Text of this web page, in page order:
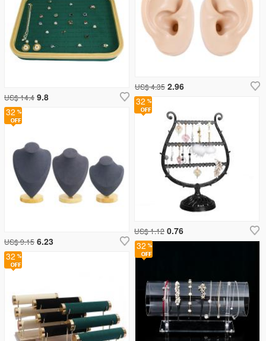
US$ 4.35 2.96
US$ 14.4 9.8
32
US$ 9.15 6.23
32
US$ 1.12 0.76
32
32